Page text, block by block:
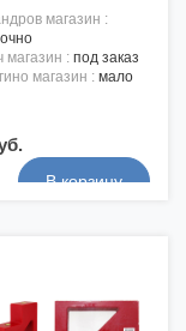
магазин :
магазин : под заказ
магазин : мало